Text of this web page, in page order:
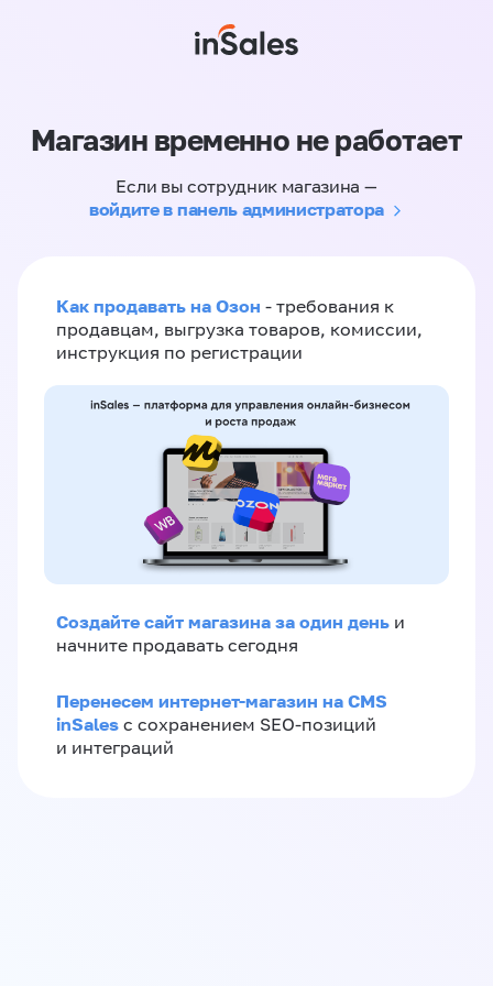
Магазин временно не работает
Если вы сотрудник магазина —
войдите в панель администратора
Как продавать на Озон - требования к
продавцам, выгрузка товаров, комиссии,
инструкция по регистрации
Создайте сайт магазина за один день и
начните продавать сегодня
Перенесем интернет-магазин на CMS
inSales с сохранением SEO-позиций
и интеграций